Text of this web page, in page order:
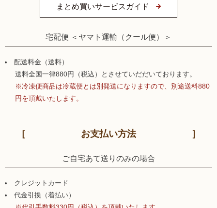
まとめ買いサービスガイド
宅配便 ＜ヤマト運輸（クール便）＞
配送料金（送料）
送料全国一律880円（税込）とさせていだだいております。
※冷凍便商品は冷蔵便とは別発送になりますので、別途送料880
円を頂戴いたします。
お支払い方法
ご自宅あて送りのみの場合
クレジットカード
代金引換（着払い）